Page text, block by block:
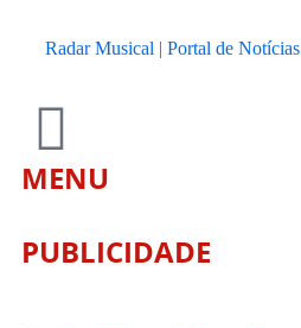
Radar Musical | Portal de Notícias
MENU
PUBLICIDADE